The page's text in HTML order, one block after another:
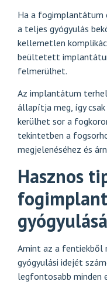
Ha a fogimplantátum
a teljes gyógyulás
kellemetlen
beültetett
felmerülhet.
Az implantátum
állapítja meg, így
kerülhet sor a
tekintetben a
megjelenéséhez és
Hasznos
Amint az a fentiekből
gyógyulási idejét
legfontosabb minden